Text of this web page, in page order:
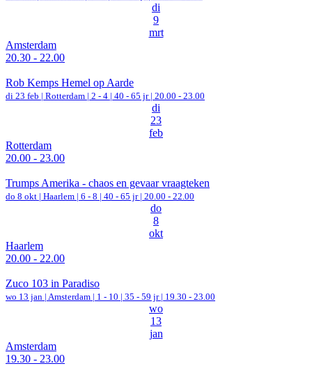
di
9
mrt
Amsterdam
20.30 - 22.00
Rob Kemps Hemel op Aarde
di 23 feb | Rotterdam | 2 - 4 | 40 - 65 jr | 20.00 - 23.00
di
23
feb
Rotterdam
20.00 - 23.00
Trumps Amerika - chaos en gevaar vraagteken
do 8 okt | Haarlem | 6 - 8 | 40 - 65 jr | 20.00 - 22.00
do
8
okt
Haarlem
20.00 - 22.00
Zuco 103 in Paradiso
wo 13 jan | Amsterdam | 1 - 10 | 35 - 59 jr | 19.30 - 23.00
wo
13
jan
Amsterdam
19.30 - 23.00